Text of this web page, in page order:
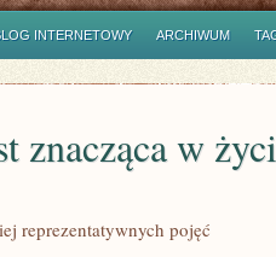
INTERNETOWY ARCHIWUM
znacząca w
reprezentatywnych pojęć